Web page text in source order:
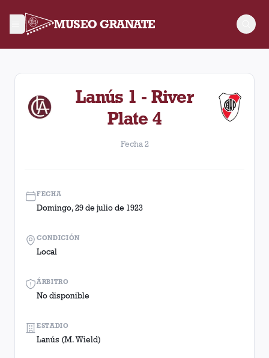
MUSEO GRANATE
Fecha 2. Partido entre Lanús y River Plate disputado el
Lanús 1 - River
Plate 4
Fecha 2
FECHA
Domingo, 29 de julio de 1923
ÁRBITRO
No disponible
CONDICIÓN
Local
ESTADIO
Lanús (M. Wield)